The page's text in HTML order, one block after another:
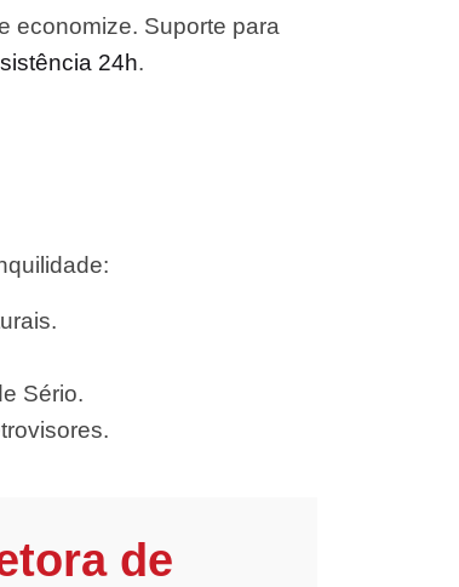
economize. Suporte para
24h.
Sério.
de